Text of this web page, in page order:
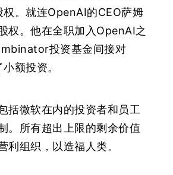
。就连OpenAI的CEO萨姆
权。他在全职加入OpenAI之
投资基金间接对
额投资。
括微软在内的投资者和员工
。 所有超出上限的剩余价值
利组织，以造福人类。